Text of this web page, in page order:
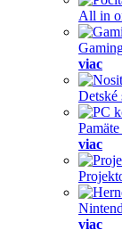
All in
viac
Detské
viac
viac